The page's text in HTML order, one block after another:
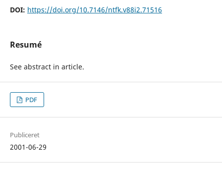
DOI: https://doi.org/10.7146/ntfk.v88i2.71516
Resumé
See abstract in article.
PDF
Publiceret
2001-06-29